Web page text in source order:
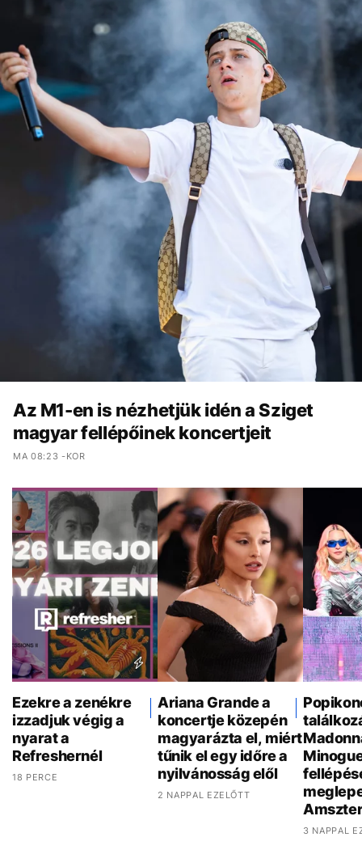
Az M1-en is nézhetjük idén a Sziget
magyar fellépőinek koncertjeit
MA 08:23 -KOR
Ezekre a zenékre
izzadjuk végig a
nyarat a
Refreshernél
18 PERCE
Ariana Grande a
koncertje közepén
magyarázta el, miért
tűnik el egy időre a
nyilvánosság elől
2 NAPPAL EZELŐTT
3 NAPPAL